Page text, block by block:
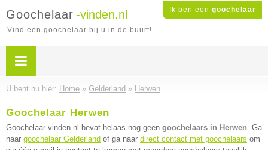
Ik ben een goochelaar
Goochelaar -vinden.nl
Vind een goochelaar bij u in de buurt!
U bent nu hier: Home » Gelderland » Herwen
Goochelaar Herwen
Goochelaar-vinden.nl bevat helaas nog geen goochelaars in Herwen. Ga
naar goochelaar Gelderland of ga naar direct contact met goochelaars om